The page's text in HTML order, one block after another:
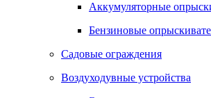
Аккумуляторные
Бензиновые
Садовые ограждения
Воздуходувные устройства